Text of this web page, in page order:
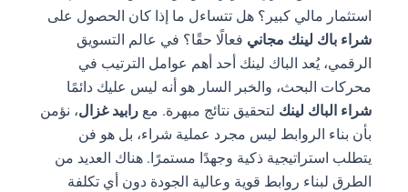
استثمار مالي كبير؟ هل تتساءل ما إذا كان الحصول على
شراء باك لينك مجانيفعالًا حقًا؟ في عالم التسويق
الرقمي، يُعد الباك لينك أحد أهم عوامل الترتيب في
محركات البحث، والخبر السار هو أنه ليس عليك دائمًا
شراء الباك لينكلتحقيق نتائج مبهرة. معرابيد غزال، نؤمن
بأن بناء الروابط ليس مجرد عملية شراء، بل هو فن
يتطلب استراتيجية ذكية وجهدًا مستمرًا. هناك العديد من
الطرق لبناء روابط قوية وعالية الجودة دون أي تكلفة